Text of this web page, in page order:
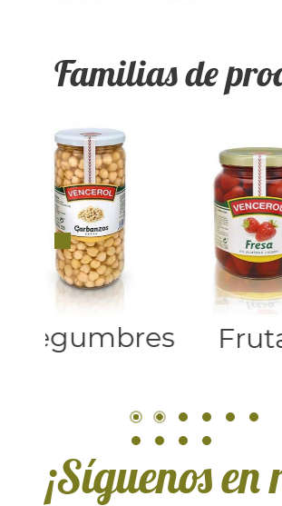
Familias de
Frutas
¡Síguenos en